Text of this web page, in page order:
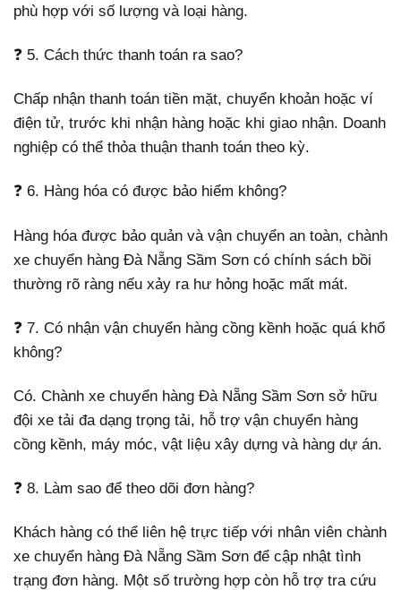
phù hợp với số lượng và loại hàng.
❓ 5. Cách thức thanh toán ra sao?
Chấp nhận thanh toán tiền mặt, chuyển khoản hoặc ví
điện tử, trước khi nhận hàng hoặc khi giao nhận. Doanh
nghiệp có thể thỏa thuận thanh toán theo kỳ.
❓ 6. Hàng hóa có được bảo hiểm không?
Hàng hóa được bảo quản và vận chuyển an toàn, chành
xe chuyển hàng Đà Nẵng Sầm Sơn có chính sách bồi
thường rõ ràng nếu xảy ra hư hỏng hoặc mất mát.
❓ 7. Có nhận vận chuyển hàng cồng kềnh hoặc quá khổ
không?
Có. Chành xe chuyển hàng Đà Nẵng Sầm Sơn sở hữu
đội xe tải đa dạng trọng tải, hỗ trợ vận chuyển hàng
cồng kềnh, máy móc, vật liệu xây dựng và hàng dự án.
❓ 8. Làm sao để theo dõi đơn hàng?
Khách hàng có thể liên hệ trực tiếp với nhân viên chành
xe chuyển hàng Đà Nẵng Sầm Sơn để cập nhật tình
trạng đơn hàng. Một số trường hợp còn hỗ trợ tra cứu